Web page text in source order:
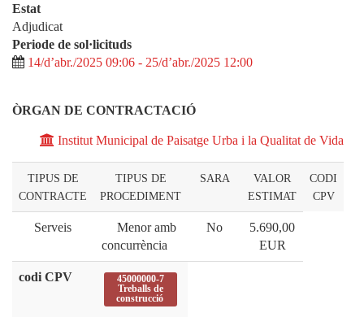
Estat
Adjudicat
Periode de sol·licituds
14/d’abr./2025 09:06 - 25/d’abr./2025 12:00
ÒRGAN DE CONTRACTACIÓ
Institut Municipal de Paisatge Urba i la Qualitat de Vida
TIPUS DE
CONTRACTE
TIPUS DE
PROCEDIMENT
SARA
VALOR
ESTIMAT
CODI
CPV
Serveis
Menor amb
concurrència
No
5.690,00
EUR
codi CPV
45000000-7
Treballs de
construcció